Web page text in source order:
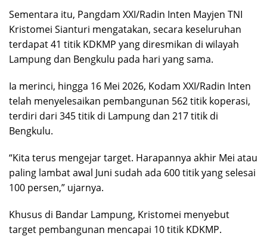
Sementara itu, Pangdam XXI/Radin Inten Mayjen TNI
Kristomei Sianturi mengatakan, secara keseluruhan
terdapat 41 titik KDKMP yang diresmikan di wilayah
Lampung dan Bengkulu pada hari yang sama.
Ia merinci, hingga 16 Mei 2026, Kodam XXI/Radin Inten
telah menyelesaikan pembangunan 562 titik koperasi,
terdiri dari 345 titik di Lampung dan 217 titik di
Bengkulu.
“Kita terus mengejar target. Harapannya akhir Mei atau
paling lambat awal Juni sudah ada 600 titik yang selesai
100 persen,” ujarnya.
Khusus di Bandar Lampung, Kristomei menyebut
target pembangunan mencapai 10 titik KDKMP.